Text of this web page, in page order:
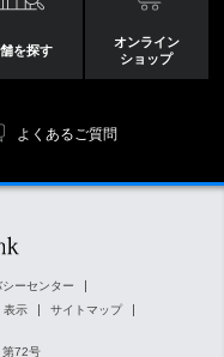
を探す
オンライン
ショップ
よくあるご質問
シーセンター
表示 サイトマップ
第72号